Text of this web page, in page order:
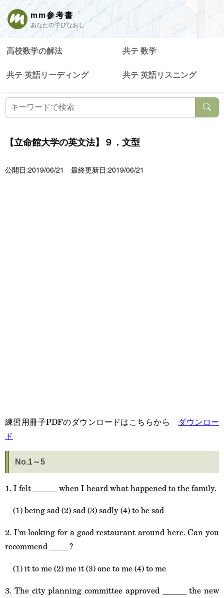
mm参考書
あなたの学びなおし
高校数学の解法 共テ 数学
共テ 英語リーディング 共テ 英語リスニング
【立命館大学の英文法】９．文型
公開日:2019/06/21 最終更新日:2019/06/21
練習用冊子PDFのダウンロードはこちらから ダウンロー
ド
No.1～5
1. I felt ______ when I heard what happened to the family.
(1) being sad (2) sad (3) sadly (4) to be sad
2. I’m looking for a good restaurant around here. Can you
recommend _____?
(1) it to me (2) me it (3) one to me (4) to me
3. The city planning committee approved ______ the new